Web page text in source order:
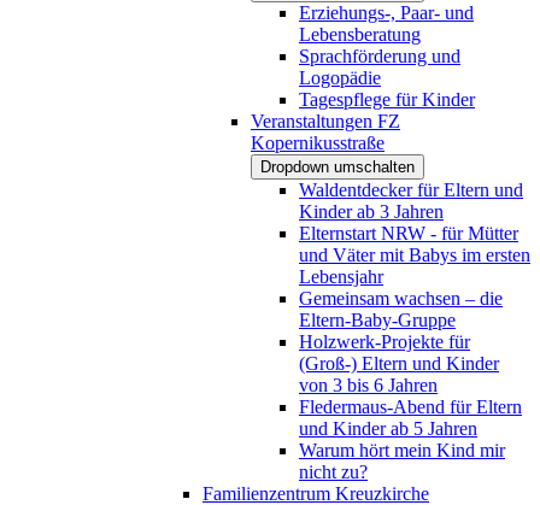
Erziehungs-, Paar- und
Lebensberatung
Sprachförderung und
Logopädie
Tagespflege für Kinder
Veranstaltungen FZ
Kopernikusstraße
Dropdown umschalten
Waldentdecker für Eltern und
Kinder ab 3 Jahren
Elternstart NRW - für Mütter
und Väter mit Babys im ersten
Lebensjahr
Gemeinsam wachsen – die
Eltern-Baby-Gruppe
Holzwerk-Projekte für
(Groß-) Eltern und Kinder
von 3 bis 6 Jahren
Fledermaus-Abend für Eltern
und Kinder ab 5 Jahren
Warum hört mein Kind mir
nicht zu?
Familienzentrum Kreuzkirche